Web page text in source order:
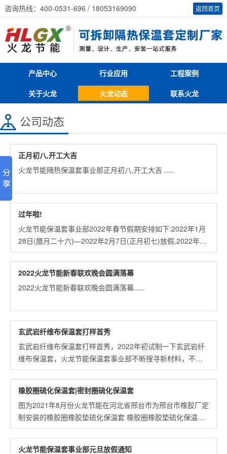
返回首页
咨询热线：400-0531-696 / 18053169090
产品中心 行业应用
工程案例
关于火龙
火龙动态 联系火龙
公司动态
正月初八,开工大吉
火龙节能隔热保温套事业部正月初八,开工大吉 .....
过年啦!
火龙节能保温套事业部2022年春节假期安排如下:2022年1月
28日(腊月二十六)—2022年2月7日(正月初七)放假,2022年2
月8日(初八,周二)开始正常上班 .....
2022火龙节能新春联欢晚会圆满落幕
2022火龙节能新春联欢晚会圆满落幕.....
玄武岩纤维布保温套打样首秀
玄武岩纤维布保温套打样首秀，2022年初试制一下玄武岩纤
维布保温套，火龙节能保温套事业部不断搜寻新材料，不断
探索新产品，只为满足用户需求，只为满足需求的前提下尽
可能降成本。.....
橡胶圈硫化保温套|密封圈硫化保温套
图为2021年8月份火龙节能在河北省邢台市为邢台市橡胶厂定
制安装的橡胶圈橡胶垫硫化保温套 橡胶圈橡胶垫硫化保温套
是由内外双层防火布和中间隔热毯组合缝制而成,具有耐高温,
阻燃的特点 .....
火龙节能保温套事业部元旦放假通知